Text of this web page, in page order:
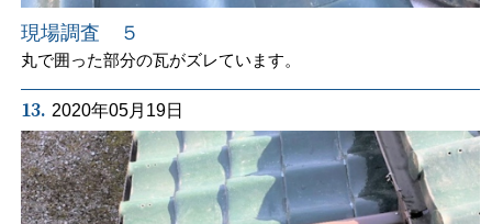
現場調査 ５
丸で囲った部分の瓦がズレています。
13. 2020年05月19日